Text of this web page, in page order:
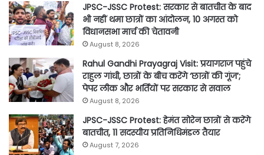
JPSC-JSSC Protest: सरकार से बातचीत के बाद
भी नहीं थमा छात्रों का आंदोलन, 10 अगस्त को
विधानसभा मार्च की चेतावनी
August 8, 2026
Rahul Gandhi Prayagraj Visit: प्रयागराज पहुंचे
राहुल गांधी, छात्रों के बीच करेंगे ‘छात्रों की गूंज’;
पेपर लीक और भर्तियों पर सरकार से सवाल
August 8, 2026
JPSC-JSSC Protest: हेमंत सोरेन छात्रों से करेंगे
बातचीत, 11 सदस्यीय प्रतिनिधिमंडल तैयार
August 7, 2026